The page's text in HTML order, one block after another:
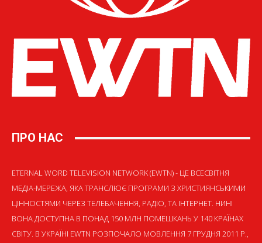
ПРО НАС
ETERNAL WORD TELEVISION NETWORK (EWTN) - ЦЕ ВСЕСВІТНЯ
МЕДІА-МЕРЕЖА, ЯКА ТРАНСЛЮЄ ПРОГРАМИ З ХРИСТИЯНСЬКИМИ
ЦІННОСТЯМИ ЧЕРЕЗ ТЕЛЕБАЧЕННЯ, РАДІО, ТА ІНТЕРНЕТ. НИНІ
ВОНА ДОСТУПНА В ПОНАД 150 МЛН ПОМЕШКАНЬ У 140 КРАЇНАХ
СВІТУ. В УКРАЇНІ EWTN РОЗПОЧАЛО МОВЛЕННЯ 7 ГРУДНЯ 2011 Р.,